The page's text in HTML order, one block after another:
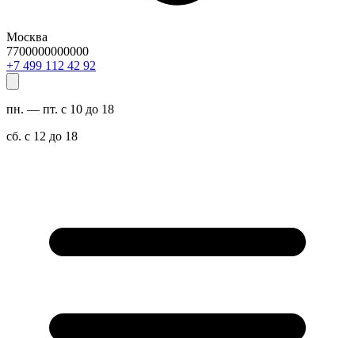
Москва
7700000000000
29 24 211 994 7+
пн. — пт. с 10 до 18
сб. с 12 до 18